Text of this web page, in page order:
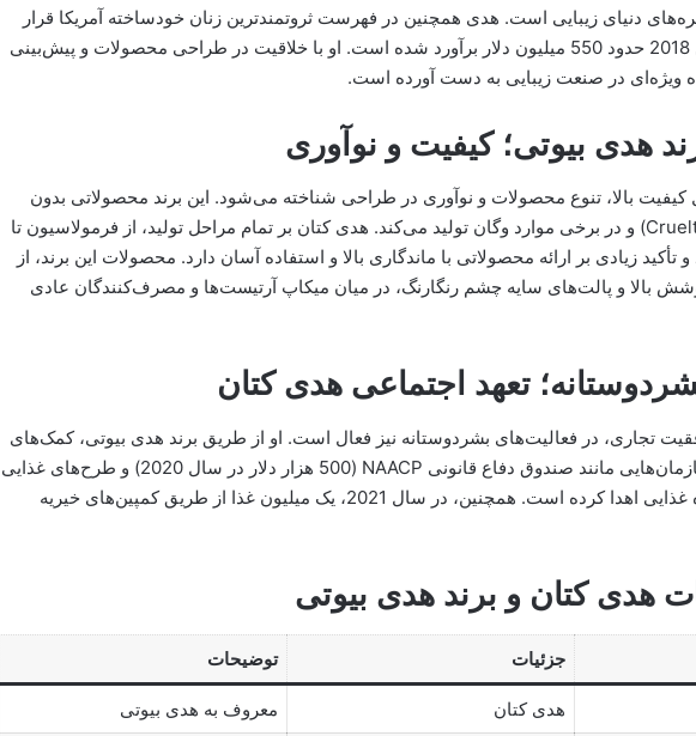
دنیای زیبایی است. هدی همچنین در فهرست ثروتمندترین زنان خودساخته آمریکا قرار
دارد و ثروت او در سال 2018 حدود 550 میلیون دلار برآورد شده است. او با خلاقیت در طراحی محصولات و پیش‌بینی
ویژه‌ای در صنعت زیبایی به دست آورده است.
هدی بیوتی؛ کیفیت و نوآوری
کیفیت بالا، تنوع محصولات و نوآوری در طراحی شناخته می‌شود. این برند محصولاتی بدون
تست حیوانی (Cruelty-Free) و در برخی موارد وگان تولید می‌کند. هدی کتان بر تمام مراحل تولید، از فرمولاسیون تا
تأکید زیادی بر ارائه محصولاتی با ماندگاری بالا و استفاده آسان دارد. محصولات این برند، از
بالا و پالت‌های سایه چشم رنگارنگ، در میان میکاپ آرتیست‌ها و مصرف‌کنندگان عادی
تعهد اجتماعی هدی کتان
تجاری، در فعالیت‌های بشردوستانه نیز فعال است. او از طریق برند هدی بیوتی، کمک‌های
مالی قابل‌توجهی به سازمان‌هایی مانند صندوق دفاع قانونی NAACP (500 هزار دلار در سال 2020) و طرح‌های غذایی
مانند 100 میلیون وعده غذایی اهدا کرده است. همچنین، در سال 2021، یک میلیون غذا از طریق کمپین‌های خیریه
هدی کتان و برند هدی بیوتی
جزئیات توضیحات
هدی کتان معروف به هدی بیوتی